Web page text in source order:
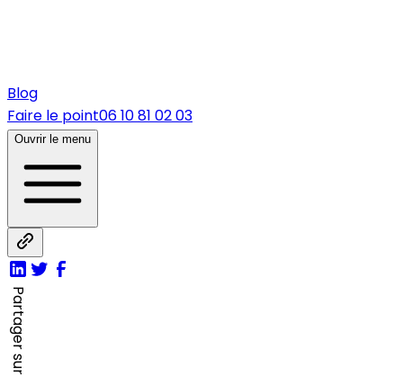
Blog
Faire le point06 10 81 02 03
Ouvrir le menu
Partager sur